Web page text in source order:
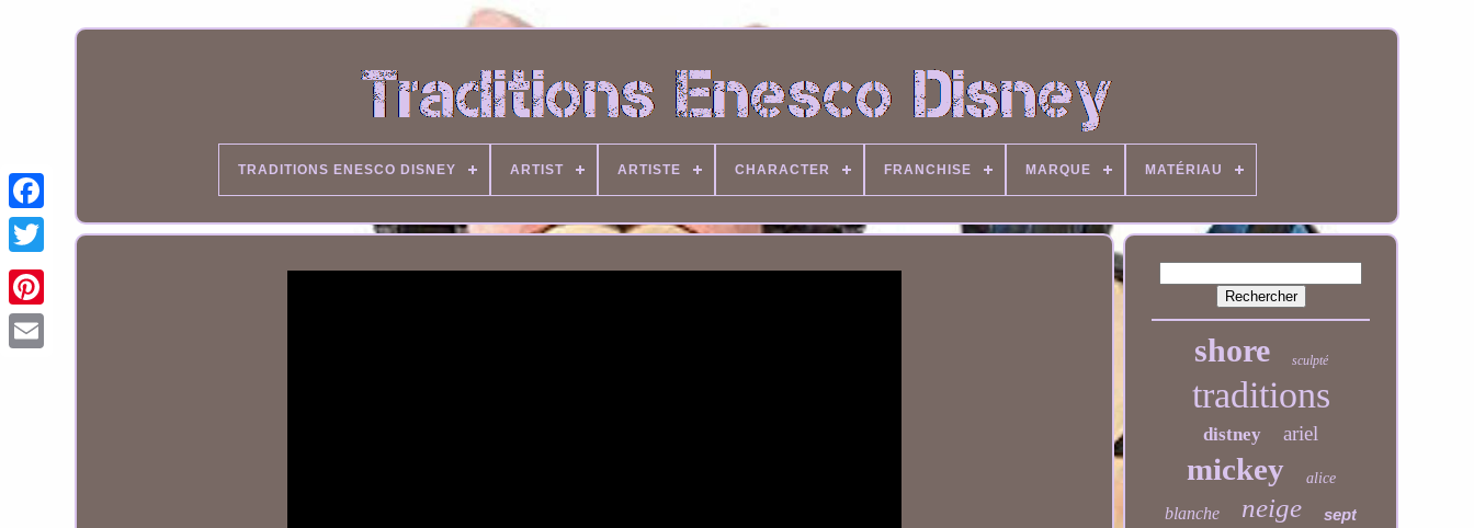
TRADITIONS ENESCO DISNEY ARTIST ARTISTE CHARACTER FRANCHISE MARQUE MATÉRIAU
shore sculpté
traditions
distney ariel
mickey alice
blanche neige sept